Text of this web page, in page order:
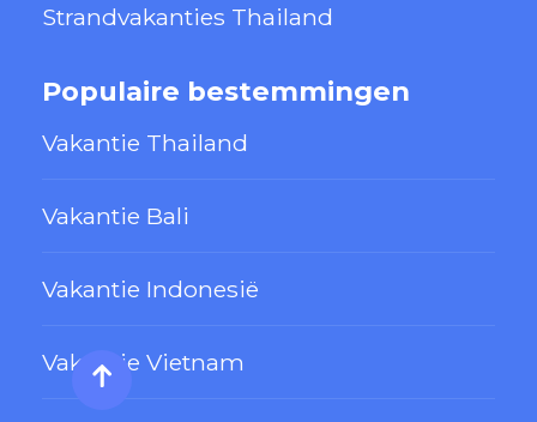
Strandvakanties Thailand
Populaire bestemmingen
Vakantie Thailand
Vakantie Bali
Vakantie Indonesië
Vakantie Vietnam